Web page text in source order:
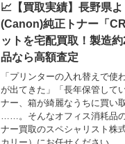
📈【買取実績】長野県
(Canon)純正トナー「
ットを宅配買取！製造
品なら高額査定
「プリンターの入れ替えで使
が出てきた」「長年保管して
ナー、箱が綺麗なうちに買い
……。そんなオフィス消耗品
ナー買取のスペシャリスト株